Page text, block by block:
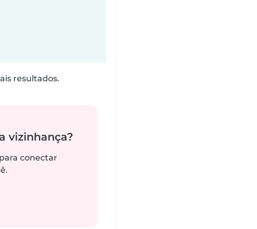
resultados.
vizinhança?
conectar